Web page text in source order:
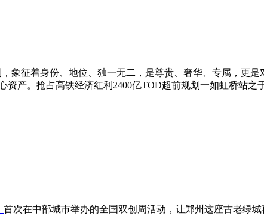
，象征着身份、地位、独一无二，是尊贵、奢华、专属，更
产。抢占高铁经济红利2400亿TOD超前规划一如虹桥站之
首次在中部城市举办的全国双创周活动，让郑州这座古老绿